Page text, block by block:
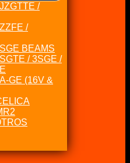
/
/
BEAMS
/ 3SGE /
GE (16V &